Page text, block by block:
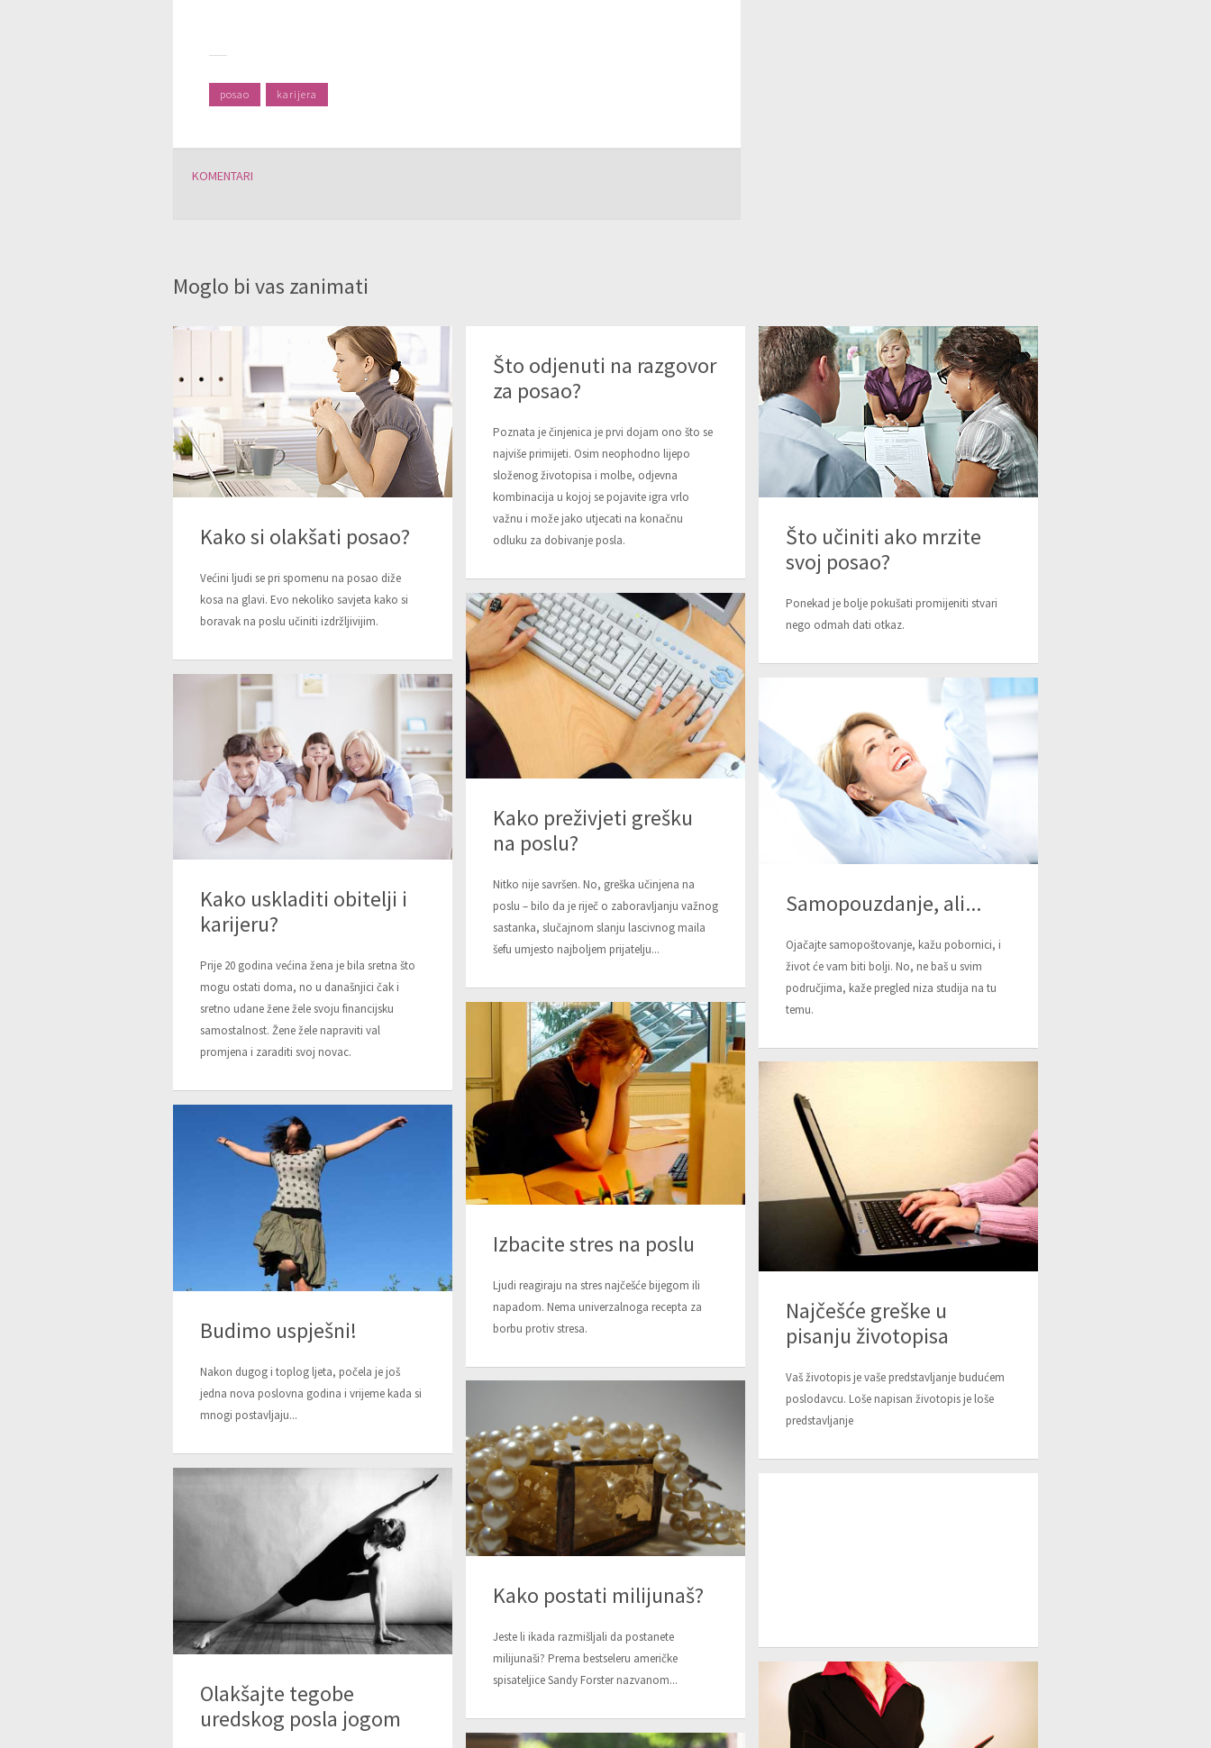
posao karijera
KOMENTARI
Moglo bi vas zanimati
Kako si olakšati posao?
Većini ljudi se pri spomenu na posao diže
kosa na glavi. Evo nekoliko savjeta kako si
boravak na poslu učiniti izdržljivijim.
Što odjenuti na razgovor
za posao?
Poznata je činjenica je prvi dojam ono što se
najviše primijeti. Osim neophodno lijepo
složenog životopisa i molbe, odjevna
kombinacija u kojoj se pojavite igra vrlo
važnu i može jako utjecati na konačnu
odluku za dobivanje posla.
Što učiniti ako mrzite
svoj posao?
Ponekad je bolje pokušati promijeniti stvari
nego odmah dati otkaz.
Kako preživjeti grešku
na poslu?
Nitko nije savršen. No, greška učinjena na
poslu – bilo da je riječ o zaboravljanju važnog
sastanka, slučajnom slanju lascivnog maila
šefu umjesto najboljem prijatelju...
Kako uskladiti obitelji i
karijeru?
Prije 20 godina većina žena je bila sretna što
mogu ostati doma, no u današnjici čak i
sretno udane žene žele svoju financijsku
samostalnost. Žene žele napraviti val
promjena i zaraditi svoj novac.
Samopouzdanje, ali...
Ojačajte samopoštovanje, kažu pobornici, i
život će vam biti bolji. No, ne baš u svim
područjima, kaže pregled niza studija na tu
temu.
Izbacite stres na poslu
Ljudi reagiraju na stres najčešće bijegom ili
napadom. Nema univerzalnoga recepta za
borbu protiv stresa.
Najčešće greške u
pisanju životopisa
Vaš životopis je vaše predstavljanje budućem
poslodavcu. Loše napisan životopis je loše
predstavljanje
Budimo uspješni!
Nakon dugog i toplog ljeta, počela je još
jedna nova poslovna godina i vrijeme kada si
mnogi postavljaju...
Kako postati milijunaš?
Jeste li ikada razmišljali da postanete
milijunaši? Prema bestseleru američke
spisateljice Sandy Forster nazvanom...
Olakšajte tegobe
uredskog posla jogom